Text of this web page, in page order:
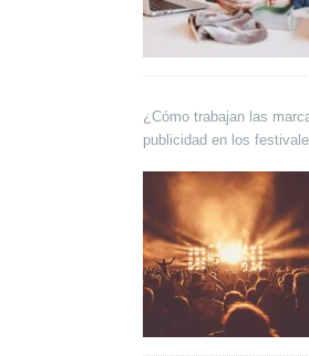
¿Cómo trabajan las
publicidad en los